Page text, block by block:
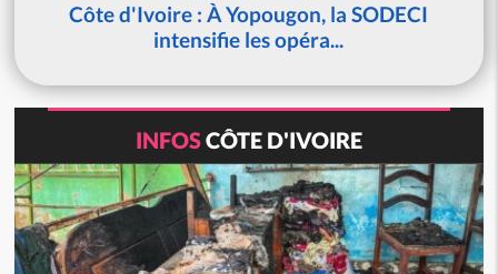
Côte d'Ivoire : À Yopougon, la SODECI
intensifie les opéra...
INFOSCÔTE D'IVOIRE